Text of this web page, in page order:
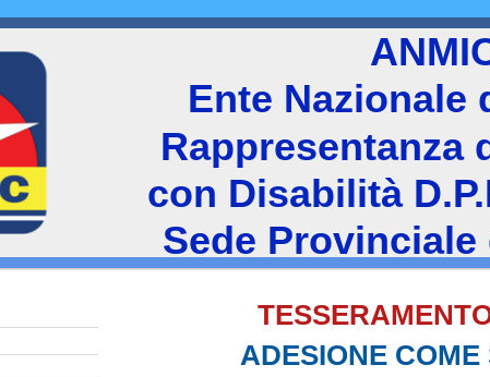
Ente Nazionale
Rappresentanza
con Disabilità
Sede Provinciale
ADESIONE COME